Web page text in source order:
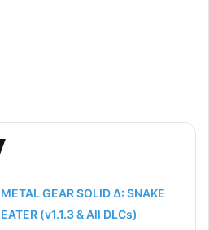
METAL GEAR SOLID Δ: SNAKE
EATER (v1.1.3 & All DLCs)